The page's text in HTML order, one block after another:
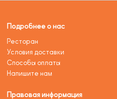
Подробнее о нас
Ресторан
Условия доставки
Способы оплаты
Напишите нам
Правовая информация